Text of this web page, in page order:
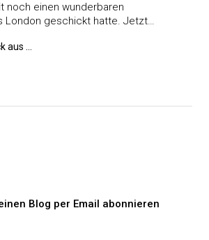
noch einen wunderbaren
London geschickt hatte. Jetzt…
aus ...
Blog per Email abonnieren